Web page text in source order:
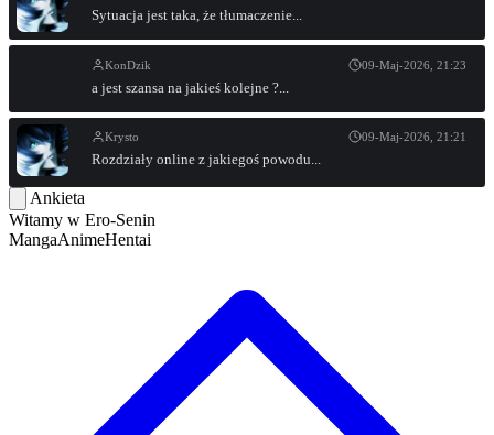
Sytuacja jest taka, że tłumaczenie...
KonDzik 09-Maj-2026, 21:23
a jest szansa na jakieś kolejne ?...
Krysto 09-Maj-2026, 21:21
Rozdziały online z jakiegoś powodu...
Ankieta
Witamy w Ero-Senin
MangaAnimeHentai